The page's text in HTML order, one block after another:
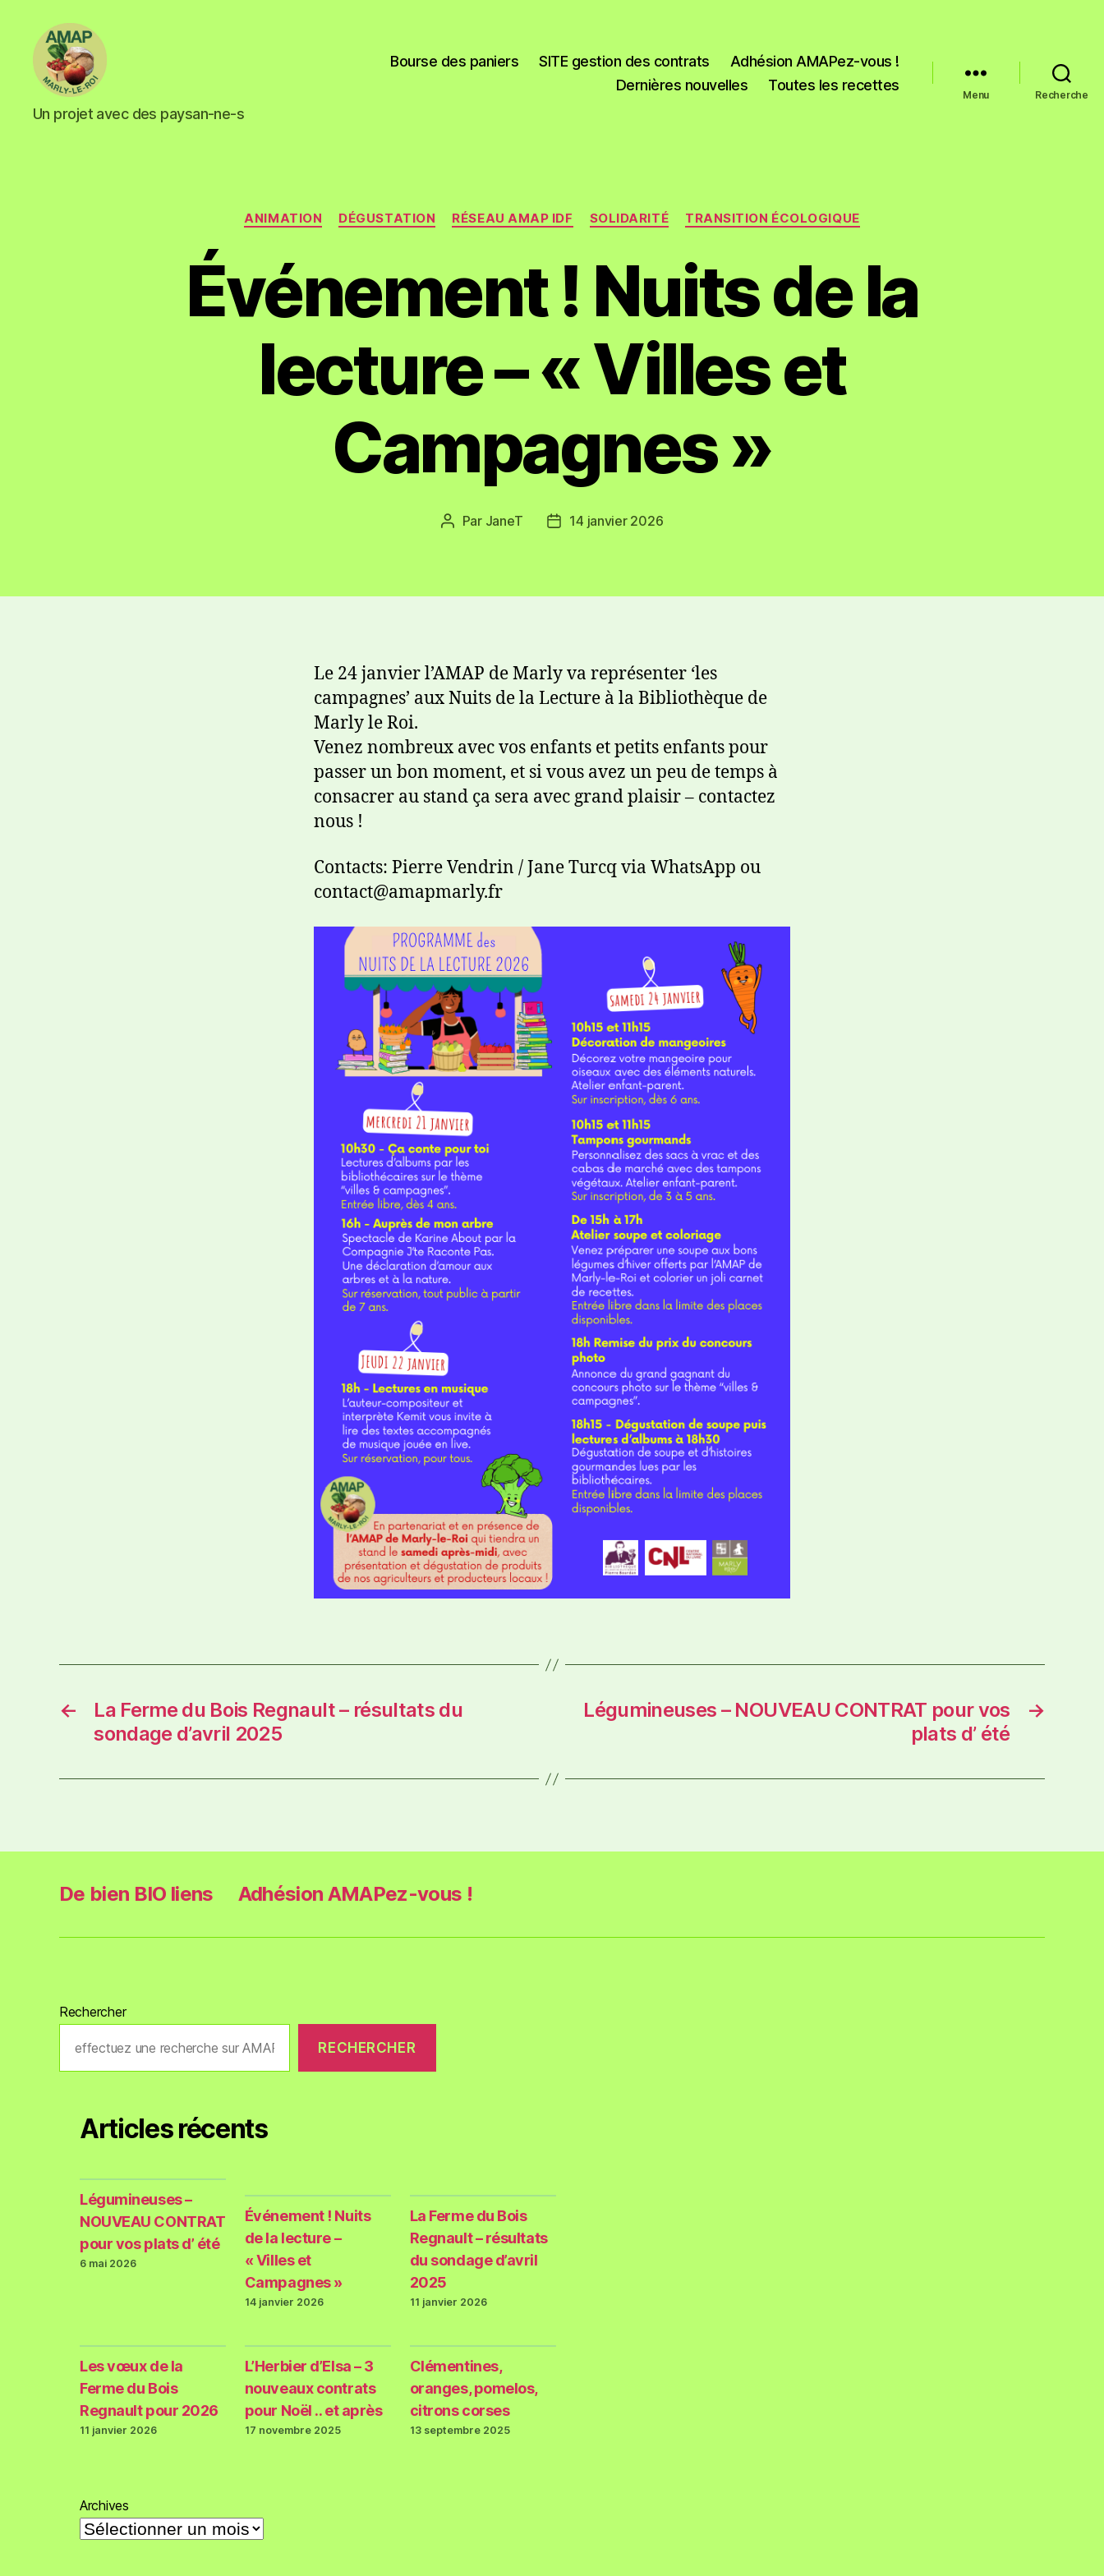
Un projet avec des paysan-ne-s
Bourse des paniers SITE gestion des contrats
Adhésion AMAPez-vous !
Dernières nouvelles
Toutes les recettes
Menu Recherche
ANIMATION DÉGUSTATION RÉSEAU AMAP IDF SOLIDARITÉ TRANSITION ÉCOLOGIQUE
Événement ! Nuits de la
lecture – « Villes et
Campagnes »
Par JaneT 14 janvier 2026
Le 24 janvier l’AMAP de Marly va représenter ‘les
campagnes’ aux Nuits de la Lecture à la Bibliothèque de
Marly le Roi.
Venez nombreux avec vos enfants et petits enfants pour
passer un bon moment, et si vous avez un peu de temps à
consacrer au stand ça sera avec grand plaisir – contactez
nous !
Contacts: Pierre Vendrin / Jane Turcq via WhatsApp ou
contact@amapmarly.fr
←
La Ferme du Bois Regnault – résultats du
sondage d’avril 2025
→
Légumineuses – NOUVEAU CONTRAT pour vos
plats d’ été
De bien BIO liens Adhésion AMAPez-vous !
Rechercher
RECHERCHER
Articles récents
Légumineuses –
NOUVEAU CONTRAT
pour vos plats d’ été
6 mai 2026
Événement ! Nuits
de la lecture –
« Villes et
Campagnes »
14 janvier 2026
La Ferme du Bois
Regnault – résultats
du sondage d’avril
2025
11 janvier 2026
Les vœux de la
Ferme du Bois
Regnault pour 2026
11 janvier 2026
L’Herbier d’Elsa – 3
nouveaux contrats
pour Noël .. et après
17 novembre 2025
Clémentines,
oranges, pomelos,
citrons corses
13 septembre 2025
Archives